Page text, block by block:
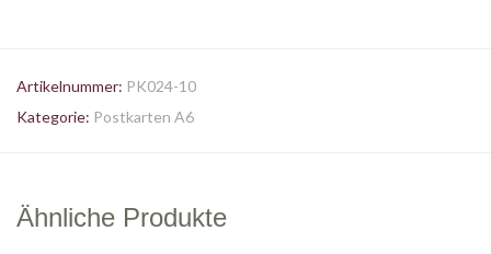
Artikelnummer: PK024-10
Kategorie: Postkarten A6
Ähnliche Produkte